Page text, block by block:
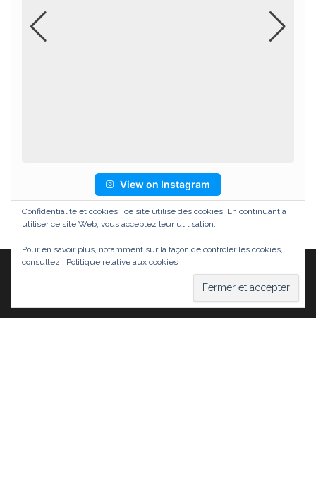
View on Instagram
WordPress |Thème :Head
Confidentialité et cookies : ce site utilise des cookies. En continuant à
utiliser ce site Web, vous acceptez leur utilisation.
Pour en savoir plus, notamment sur la façon de contrôler les cookies,
consultez : Politique relative aux cookies